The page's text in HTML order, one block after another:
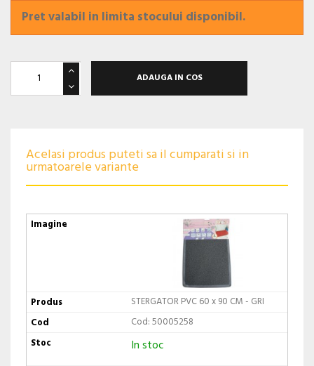
Pret valabil in limita stocului disponibil.
ADAUGA IN COS
Acelasi produs puteti sa il cumparati si in
urmatoarele variante
STERGATOR PVC 60 x 90 CM - GRI
Cod: 50005258
In stoc